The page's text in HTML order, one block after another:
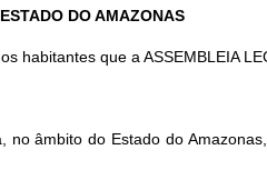
DO AMAZONAS
habitantes que a ASSEMBLEIA
no âmbito do Estado do